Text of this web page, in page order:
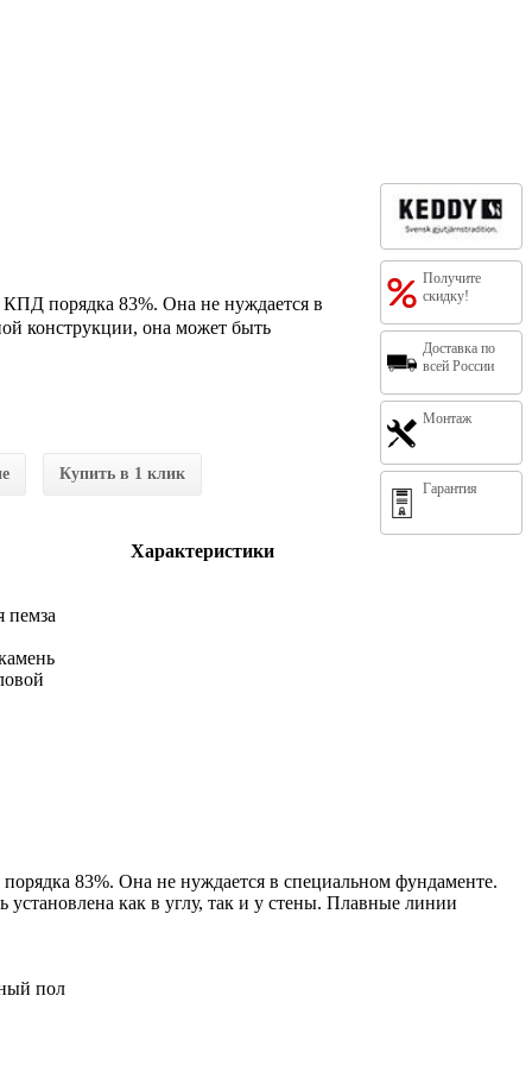
Получите
скидку!
Доставка по
всей России
Монтаж
Гарантия
КПД порядка 83%. Она не нуждается в
конструкции, она может быть
Купить в 1 клик
Характеристики
пемза
83%. Она не нуждается в специальном фундаменте.
как в углу, так и у стены. Плавные линии
пол